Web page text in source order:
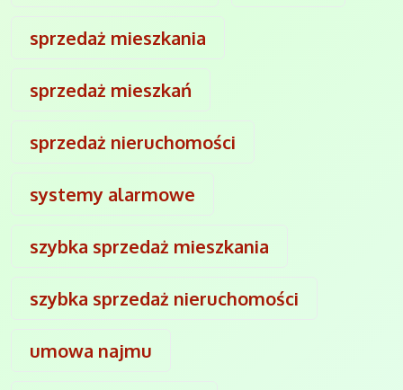
sprzedaż mieszkania
sprzedaż mieszkań
sprzedaż nieruchomości
systemy alarmowe
szybka sprzedaż mieszkania
szybka sprzedaż nieruchomości
umowa najmu